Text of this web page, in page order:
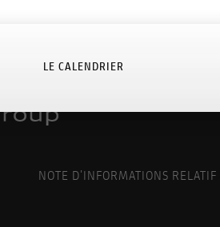
LE CALENDRIER
NOTE D'INFORMATIONS